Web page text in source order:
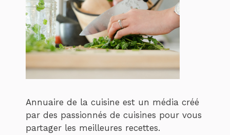
Annuaire de la cuisine est un média créé
par des passionnés de cuisines pour vous
partager les meilleures recettes.